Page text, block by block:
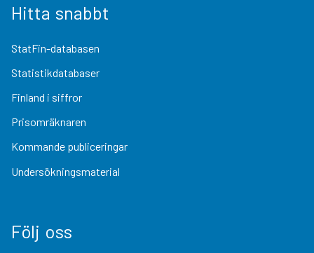
Hitta snabbt
StatFin-databasen
Statistikdatabaser
Finland i siffror
Prisomräknaren
Kommande publiceringar
Undersökningsmaterial
Följ oss